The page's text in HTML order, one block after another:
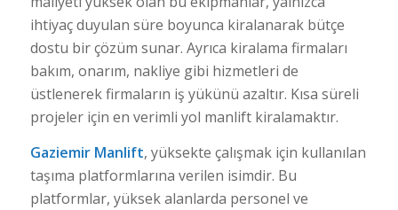
ihtiyaç duyulan süre boyunca kiralanarak bütçe
dostu bir çözüm sunar. Ayrıca kiralama firmaları
bakım, onarım, nakliye gibi hizmetleri de
üstlenerek firmaların iş yükünü azaltır. Kısa süreli
projeler için en verimli yol manlift kiralamaktır.
Gaziemir Manlift, yüksekte çalışmak için kullanılan
taşıma platformlarına verilen isimdir. Bu
platformlar, yüksek alanlarda personel ve